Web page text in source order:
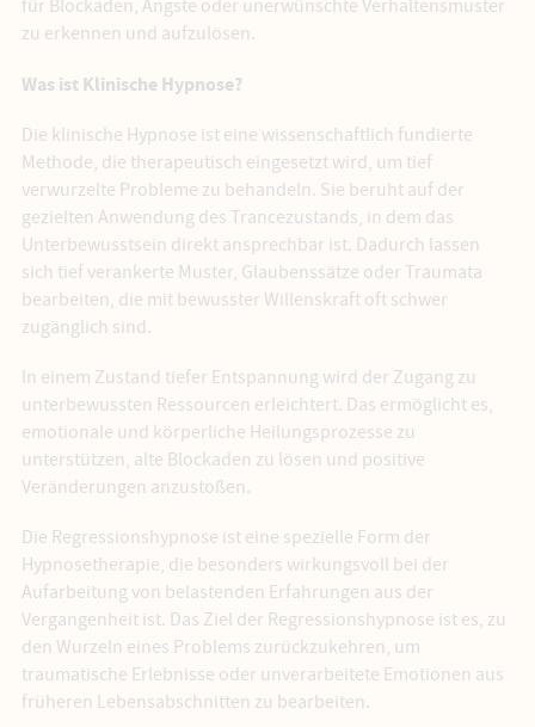
für Blockaden, Ängste oder unerwünschte Verhaltensmuster
zu erkennen und aufzulösen.
Was ist Klinische Hypnose?
Die klinische Hypnose ist eine wissenschaftlich fundierte
Methode, die therapeutisch eingesetzt wird, um tief
verwurzelte Probleme zu behandeln. Sie beruht auf der
gezielten Anwendung des Trancezustands, in dem das
Unterbewusstsein direkt ansprechbar ist. Dadurch lassen
sich tief verankerte Muster, Glaubenssätze oder Traumata
bearbeiten, die mit bewusster Willenskraft oft schwer
zugänglich sind.
In einem Zustand tiefer Entspannung wird der Zugang zu
unterbewussten Ressourcen erleichtert. Das ermöglicht es,
emotionale und körperliche Heilungsprozesse zu
unterstützen, alte Blockaden zu lösen und positive
Veränderungen anzustoßen.
Die Regressionshypnose ist eine spezielle Form der
Hypnosetherapie, die besonders wirkungsvoll bei der
Aufarbeitung von belastenden Erfahrungen aus der
Vergangenheit ist. Das Ziel der Regressionshypnose ist es, zu
den Wurzeln eines Problems zurückzukehren, um
traumatische Erlebnisse oder unverarbeitete Emotionen aus
früheren Lebensabschnitten zu bearbeiten.